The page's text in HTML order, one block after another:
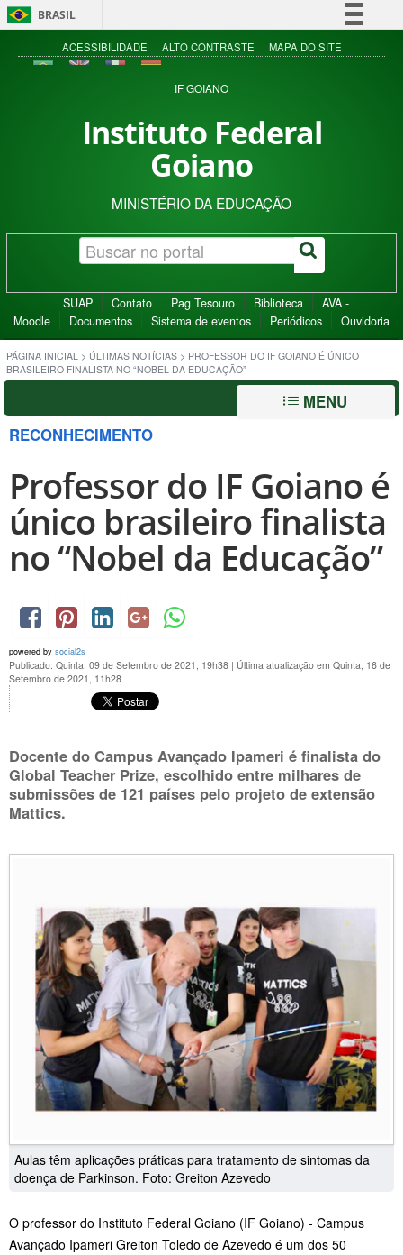
BRASIL
Simplifique!
Acesso à informação
ACESSIBILIDADE ALTO CONTRASTE MAPA DO SITE
IF GOIANO
Instituto Federal
Goiano
MINISTÉRIO DA EDUCAÇÃO
SUAP Contato Pag Tesouro Biblioteca
AVA -
Moodle
Documentos Sistema de eventos Periódicos Ouvidoria
PÁGINA INICIAL > ÚLTIMAS NOTÍCIAS > PROFESSOR DO IF GOIANO É ÚNICO
BRASILEIRO FINALISTA NO “NOBEL DA EDUCAÇÃO”
MENU
RECONHECIMENTO
Professor do IF Goiano é
único brasileiro finalista
no “Nobel da Educação”
powered by social2s
Publicado: Quinta, 09 de Setembro de 2021, 19h38 | Última atualização em Quinta, 16 de
Setembro de 2021, 11h28
Docente do Campus Avançado Ipameri é finalista do
Global Teacher Prize, escolhido entre milhares de
submissões de 121 países pelo projeto de extensão
Mattics.
Aulas têm aplicações práticas para tratamento de sintomas da
doença de Parkinson. Foto: Greiton Azevedo
O professor do Instituto Federal Goiano (IF Goiano) - Campus
Avançado Ipameri Greiton Toledo de Azevedo é um dos 50